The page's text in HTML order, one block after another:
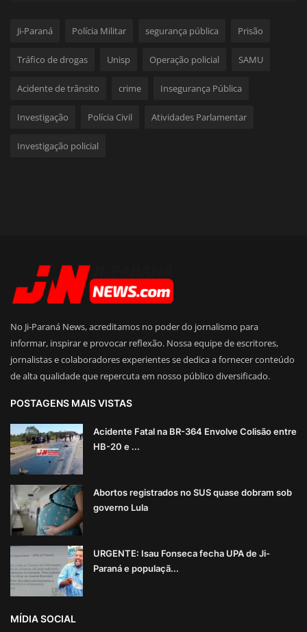
Ji-Paraná Polícia Militar segurança pública Prisão
Tráfico de drogas Unisp Operação policial SAMU
Acidente de trânsito crime Insegurança Pública
Investigação Polícia Civil Atividades Parlamentar
Investigação policial
No Ji-Paraná News, acreditamos no poder do jornalismo para
informar, inspirar e provocar reflexão. Nossa equipe de escritores,
jornalistas e colaboradores experientes se dedica a fornecer conteúdo
de alta qualidade que repercuta em nosso público diversificado.
POSTAGENS MAIS VISTAS
Acidente Fatal na BR-364 Envolve Colisão entre
HB-20 e ...
Abortos registrados no SUS quase dobram sob
governo Lula
URGENTE: Isau Fonseca fecha UPA de Ji-
Paraná e populaçã...
MÍDIA SOCIAL